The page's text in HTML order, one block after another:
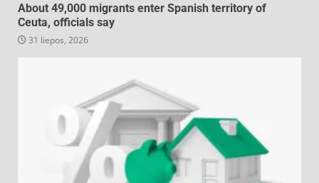
About 49,000 migrants enter Spanish territory of
Ceuta, officials say
31 liepos, 2026